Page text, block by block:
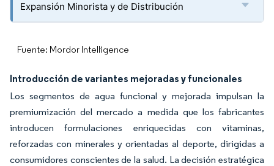
Expansión Minorista y de Distribución
Fuente: Mordor Intelligence
Introducción de variantes mejoradas y funcionales
Los segmentos de agua funcional y mejorada impulsan la
premiumización del mercado a medida que los fabricantes
introducen formulaciones enriquecidas con vitaminas,
reforzadas con minerales y orientadas al deporte, dirigidas a
consumidores conscientes de la salud. La decisión estratégica